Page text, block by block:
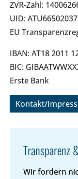
ZVR-Zahl:
UID: ATU66502037
EU
IBAN: AT18 2011
BIC:
Erste Bank
Kontakt/
Transparenz
Wir fordern